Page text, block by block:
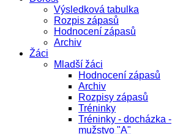
Výsledková tabulka
Rozpis zápasů
Hodnocení zápasů
Archiv
Žáci
Mladší žáci
Hodnocení zápasů
Archiv
Rozpisy zápasů
Tréninky
Tréninky - docházka -
mužstvo "A"